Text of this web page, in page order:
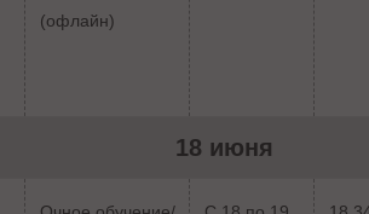
(офлайн)
18 июня